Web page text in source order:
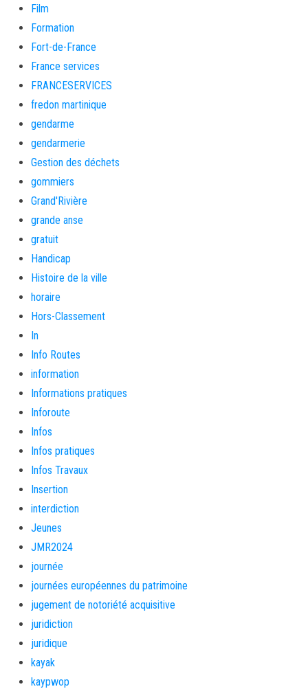
Film
Formation
Fort-de-France
France services
FRANCESERVICES
fredon martinique
gendarme
gendarmerie
Gestion des déchets
gommiers
Grand'Rivière
grande anse
gratuit
Handicap
Histoire de la ville
horaire
Hors-Classement
In
Info Routes
information
Informations pratiques
Inforoute
Infos
Infos pratiques
Infos Travaux
Insertion
interdiction
Jeunes
JMR2024
journée
journées européennes du patrimoine
jugement de notoriété acquisitive
juridiction
juridique
kayak
kaypwop